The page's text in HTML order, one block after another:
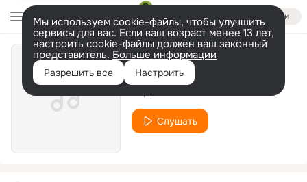
Войти
Мы используем cookie-файлы, чтобы улучшить
сервисы для вас. Если ваш возраст менее 13 лет,
настроить cookie-файлы должен ваш законный
представитель. Больше информации
Разрешить все Настроить
Дни Бегут
Слушать